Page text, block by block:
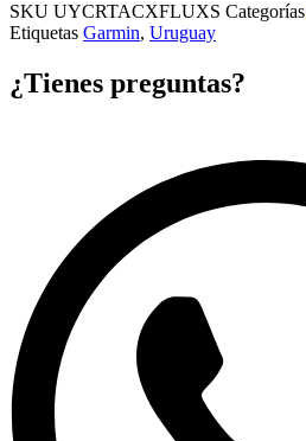
SKU UYCRTACXFLUXS Categorías
Etiquetas Garmin, Uruguay
¿Tienes preguntas?